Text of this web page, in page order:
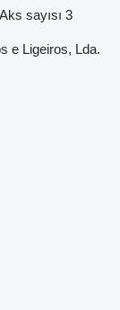
Aks sayısı 3
e Ligeiros, Lda.